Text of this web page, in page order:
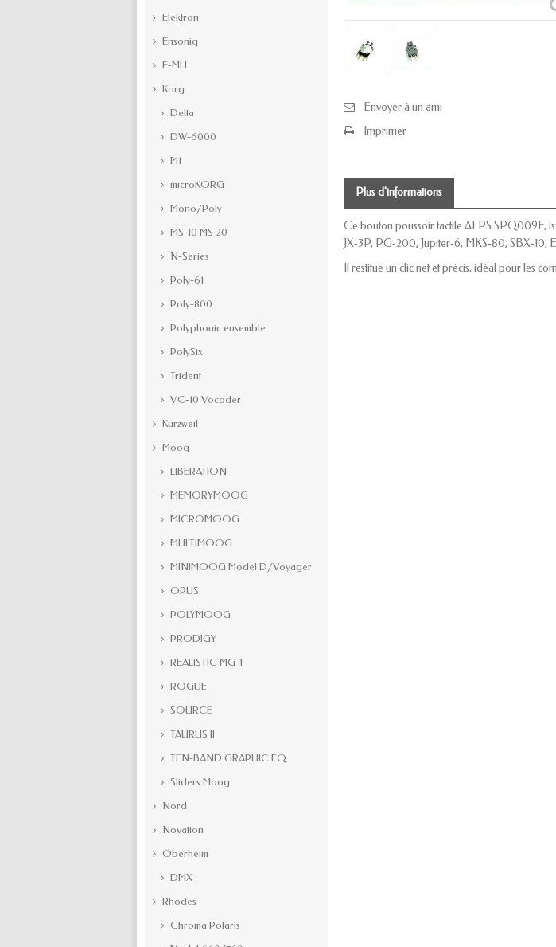
Elektron
Ensoniq
E-MU
Korg
Delta
DW-6000
M1
microKORG
Mono/Poly
MS-10 MS-20
N-Series
Poly-61
Poly-800
Polyphonic ensemble
PolySix
Trident
VC-10 Vocoder
Kurzweil
Moog
LIBERATION
MEMORYMOOG
MICROMOOG
MULTIMOOG
MINIMOOG Model D/Voyager
OPUS
POLYMOOG
PRODIGY
REALISTIC MG-1
ROGUE
SOURCE
TAURUS II
TEN-BAND GRAPHIC EQ
Sliders Moog
Nord
Novation
Oberheim
DMX
Rhodes
Chroma Polaris
Envoyer à un ami
Imprimer
Plus d'informations
Ce bouton poussoir tactile ALPS SPQ009F,
JX‑3P, PG‑200, Jupiter‑6, MKS‑80, SBX‑10,
Il restitue un clic net et précis, idéal pour les